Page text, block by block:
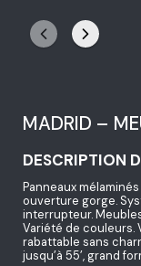
MADRID –
DESCRIPTION
Panneaux
ouverture gorge.
interrupteur.
Variété de couleurs.
rabattable sans
jusqu’à 55’, grand